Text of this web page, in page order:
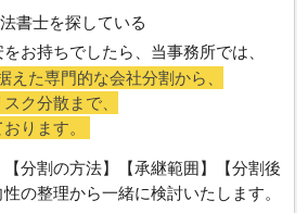
書士を探している
お持ちでしたら、当事務所では、
えた専門的な会社分割から、
ク分散まで、
ります。
分割の方法】【承継範囲】【分割後
の整理から一緒に検討いたします。